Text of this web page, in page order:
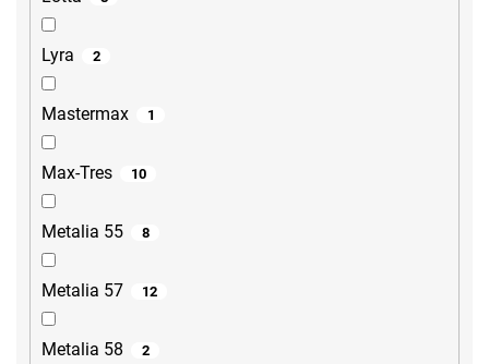
Lyra 2
Mastermax 1
Max-Tres 10
Metalia 55 8
Metalia 57 12
Metalia 58 2